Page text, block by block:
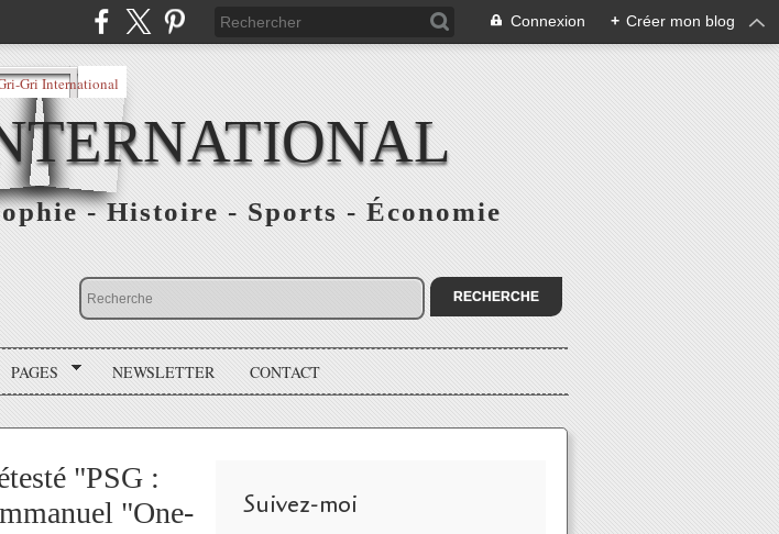
Connexion + Créer mon blog
- Histoire - Sports - Économie
PAGES NEWSLETTER CONTACT
"PSG :
"One-
Suivez-moi